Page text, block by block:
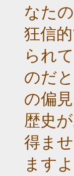
なた
狂信
られ
のだ
の偏
歴史
得ま
ます